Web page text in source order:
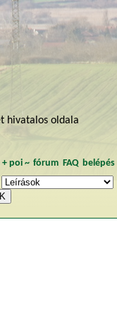
hivatalos oldala
+ poi~ fórum FAQ belépés